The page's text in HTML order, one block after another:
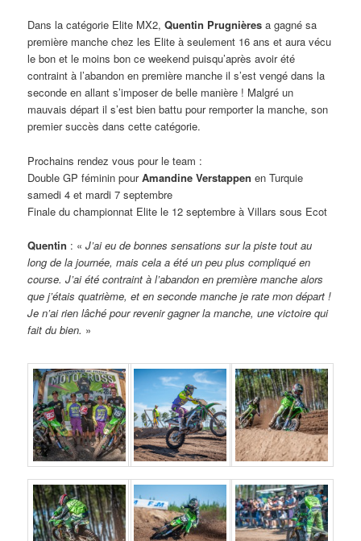
Dans la catégorie Elite MX2,Quentin Prugnières a gagné sa
première manche chez les Elite à seulement 16 ans et aura vécu
le bon et le moins bon ce weekend puisqu’après avoir été
contraint à l’abandon en première manche il s’est vengé dans la
seconde en allant s’imposer de belle manière ! Malgré un
mauvais départ il s’est bien battu pour remporter la manche, son
premier succès dans cette catégorie.
Prochains rendez vous pour le team :
Double GP féminin pourAmandine Verstappen en Turquie
samedi 4 et mardi 7 septembre
Finale du championnat Elite le 12 septembre à Villars sous Ecot
Quentin : «J’ai eu de bonnes sensations sur la piste tout au
long de la journée, mais cela a été un peu plus compliqué en
course. J’ai été contraint à l’abandon en première manche alors
que j’étais quatrième, et en seconde manche je rate mon départ !
Je n’ai rien lâché pour revenir gagner la manche, une victoire qui
fait du bien. »